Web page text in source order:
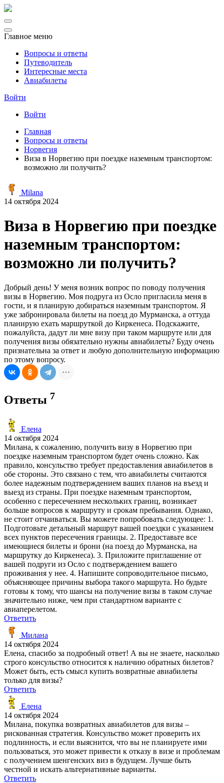
Главное меню
Вопросы и ответы
Путеводитель
Интересные места
Авиабилеты
Войти
Войти
Главная
Вопросы и ответы
Норвегия
Виза в Норвегию при поездке наземным транспортом:
возможно ли получить?
Milana
14 октября 2024
Виза в Норвегию при поездке
наземным транспортом:
возможно ли получить?
Добрый день! У меня возник вопрос по поводу получения
визы в Норвегию. Моя подруга из Осло пригласила меня в
гости, и я планирую добираться наземным транспортом. Я
уже забронировала билеты на поезд до Мурманска, а оттуда
планирую ехать маршруткой до Киркенеса. Подскажите,
пожалуйста, дадут ли мне визу при таком маршруте или для
получения визы обязательно нужны авиабилеты? Буду очень
признательна за ответ и любую дополнительную информацию
по этому вопросу.
Ответы 7
Елена
14 октября 2024
Милана, к сожалению, получить визу в Норвегию при
поездке наземным транспортом будет очень сложно. Как
правило, консульство требует предоставления авиабилетов в
обе стороны. Это связано с тем, что авиабилеты считаются
более надежным подтверждением ваших планов на въезд и
выезд из страны. При поездке наземным транспортом,
особенно с пересечением нескольких границ, возникает
больше вопросов к маршруту и срокам пребывания. Однако,
не стоит отчаиваться. Вы можете попробовать следующее: 1.
Подготовьте детальный маршрут вашей поездки с указанием
всех пунктов пересечения границы. 2. Предоставьте все
имеющиеся билеты и брони (на поезд до Мурманска, на
маршрутку до Киркенеса). 3. Приложите приглашение от
вашей подруги из Осло с подтверждением вашего
проживания у нее. 4. Напишите сопроводительное письмо,
объясняющее причины выбора такого маршрута. Но будьте
готовы к тому, что шансы на получение визы в таком случае
значительно ниже, чем при стандартном варианте с
авиаперелетом.
Ответить
Милана
14 октября 2024
Елена, спасибо за подробный ответ! А вы не знаете, насколько
строго консульство относится к наличию обратных билетов?
Может быть, есть смысл купить возвратные авиабилеты
только для визы?
Ответить
Елена
14 октября 2024
Милана, покупка возвратных авиабилетов для визы –
рискованная стратегия. Консульство может проверить их
подлинность, и если выяснится, что вы не планируете ими
пользоваться, это может привести к отказу в визе и проблемам
с получением шенгенских виз в будущем. Лучше быть
честной и искать альтернативные варианты.
Ответить